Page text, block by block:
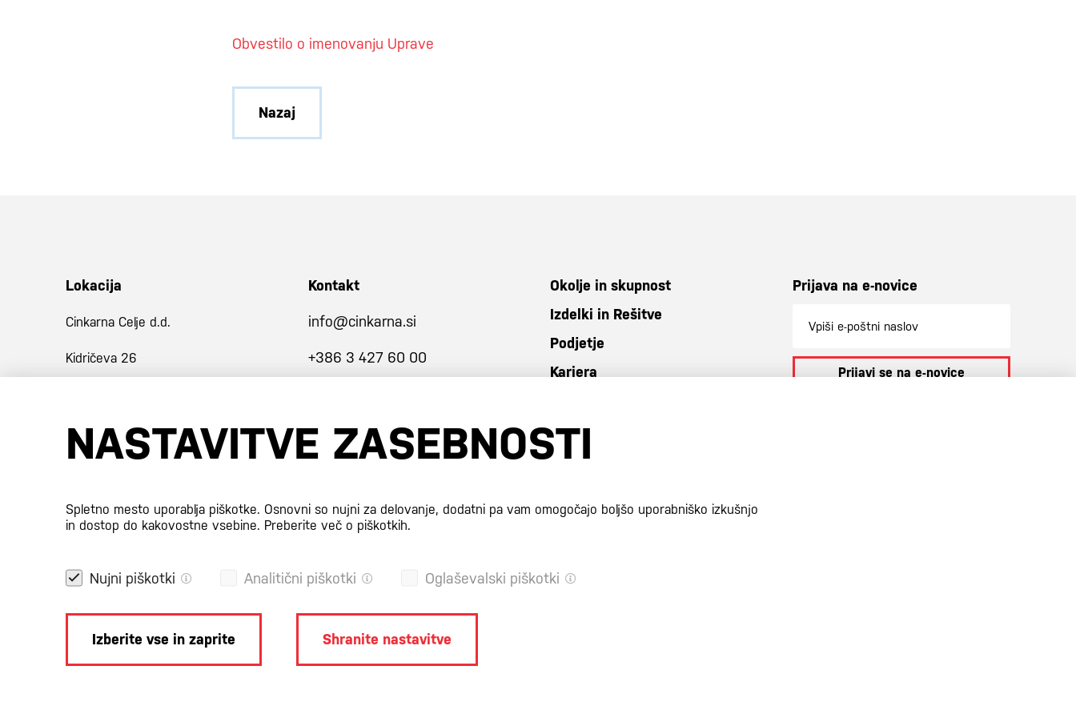
Obvestilo o imenovanju Uprave
Nazaj
Lokacija
Cinkarna Celje d.d.
Kidričeva 26
Slovenija
Kontakt
info@cinkarna.si
+386 3 427 60 00
Okolje in skupnost
Izdelki in Rešitve
Podjetje
Kariera
Prijava na e-novice
Prijavi se na e-novice
NASTAVITVE ZASEBNOSTI
Spletno mesto uporablja piškotke. Osnovni so nujni za delovanje, dodatni pa vam omogočajo boljšo uporabniško izkušnjo
in dostop do kakovostne vsebine. Preberite več o piškotkih.
Nujni piškotki Analitični piškotki Oglaševalski piškotki
Izberite vse in zaprite Shranite nastavitve